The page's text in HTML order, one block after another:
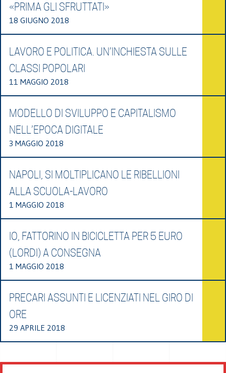
«PRIMA GLI SFRUTTATI»
18 GIUGNO 2018
LAVORO E POLITICA. UN’INCHIESTA SULLE
CLASSI POPOLARI
11 MAGGIO 2018
MODELLO DI SVILUPPO E CAPITALISMO
NELL’EPOCA DIGITALE
3 MAGGIO 2018
NAPOLI, SI MOLTIPLICANO LE RIBELLIONI
ALLA SCUOLA-LAVORO
1 MAGGIO 2018
IO, FATTORINO IN BICICLETTA PER 5 EURO
(LORDI) A CONSEGNA
1 MAGGIO 2018
PRECARI ASSUNTI E LICENZIATI NEL GIRO DI
ORE
29 APRILE 2018